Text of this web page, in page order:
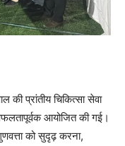
की प्रांतीय चिकित्सा सेवा
आयोजित की गई।
को सुदृढ़ करना,